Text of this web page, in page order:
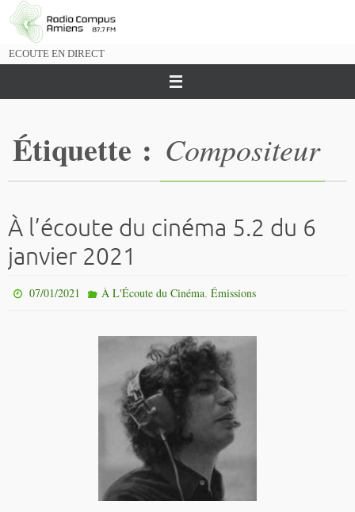
Passer
vers
ECOUTE EN DIRECT
Étiquette : Compositeur
À l’écoute du cinéma 5.2 du 6
janvier 2021
07/01/2021 À L'Écoute du Cinéma, Émissions